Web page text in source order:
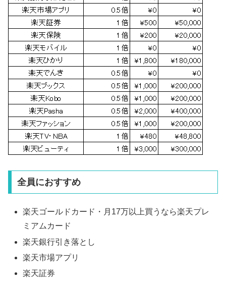
全員におすすめ
楽天ゴールドカード・月17万以上買うなら楽天プレ
ミアムカード
楽天銀行引き落とし
楽天市場アプリ
楽天証券